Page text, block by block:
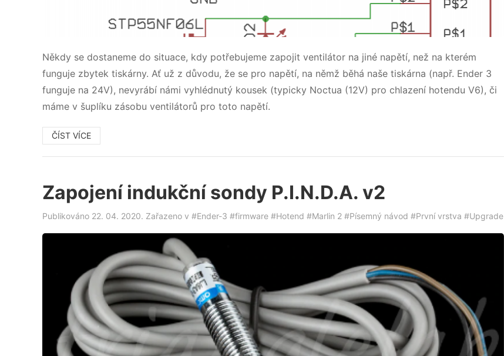
Někdy se dostaneme do situace, kdy potřebujeme zapojit ventilátor na jiné napětí, než na kterém
funguje zbytek tiskárny. Ať už z důvodu, že se pro napětí, na němž běhá naše tiskárna (např. Ender 3
funguje na 24V), nevyrábí námi vyhlédnutý kousek (typicky Noctua (12V) pro chlazení hotendu V6), či
máme v šuplíku zásobu ventilátorů pro toto napětí.
ČÍST VÍCE
Zapojení indukční sondy P.I.N.D.A. v2
Publikováno 22. 04. 2020. Zařazeno v #Ender-3 #firmware #Hotend #Marlin 2 #Písemný návod #První vrstva #Upgrade